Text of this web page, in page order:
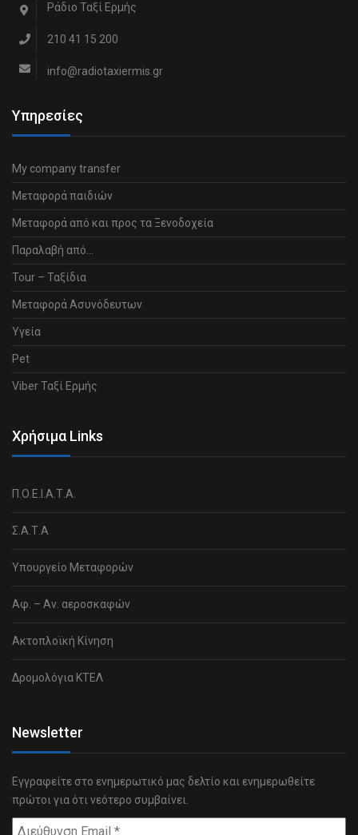
Ράδιο Ταξί Ερμής
210 41 15 200
info@radiotaxiermis.gr
Υπηρεσίες
My company transfer
Μεταφορά παιδιών
Μεταφορά από και προς τα Ξενοδοχεία
Παραλαβή από…
Tour – Ταξίδια
Μεταφορά Ασυνόδευτων
Υγεία
Pet
Viber Ταξί Ερμής
Χρήσιμα Links
Π.Ο.Ε.Ι.Α.Τ.Α.
Σ.Α.Τ.Α
Υπουργείο Μεταφορών
Αφ. – Αν. αεροσκαφών
Ακτοπλοϊκή Κίνηση
Δρομολόγια ΚΤΕΛ
Newsletter
Εγγραφείτε στο ενημερωτικό μας δελτίο και ενημερωθείτε
πρώτοι για ότι νεότερο συμβαίνει.